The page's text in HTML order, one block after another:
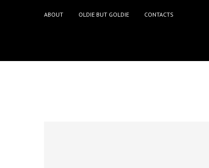
ABOUT OLDIE BUT GOLDIE CONTACTS